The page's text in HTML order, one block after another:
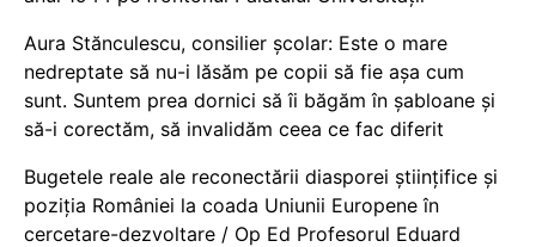
Aura Stănculescu, consilier școlar: Este o mare
nedreptate să nu-i lăsăm pe copii să fie așa cum
sunt. Suntem prea dornici să îi băgăm în șabloane și
să-i corectăm, să invalidăm ceea ce fac diferit
Bugetele reale ale reconectării diasporei științifice și
poziția României la coada Uniunii Europene în
cercetare-dezvoltare / Op Ed Profesorul Eduard